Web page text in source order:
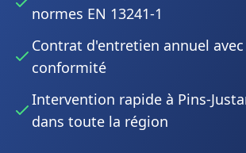
normes EN 13241-1
Contrat d'entretien annuel
conformité
Intervention rapide à Pins-
dans toute la région